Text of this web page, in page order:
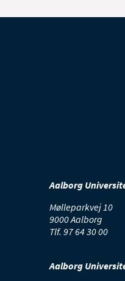
Aalborg
Mølleparkvej 10
9000 Aalborg
Tlf. 97 64 30 00
Aalborg